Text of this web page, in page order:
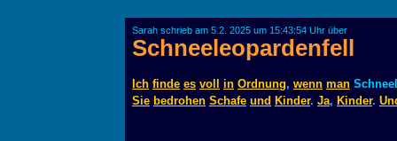
Sarah schrieb am 5.2. 2025 um 15:43:54 Uhr über
Schneeleopardenfell
Ich finde es voll in Ordnung, wenn man
Sie bedrohen Schafe und Kinder. Ja, Kinder.